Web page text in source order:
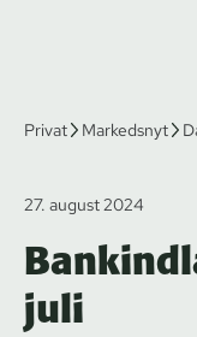
Privat Markedsnyt
27. august 2024
juli